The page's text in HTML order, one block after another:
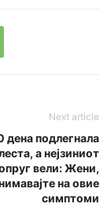
Next article
дена подлегнала
а нејзиниот
вели: Жени,
на овие
симптоми